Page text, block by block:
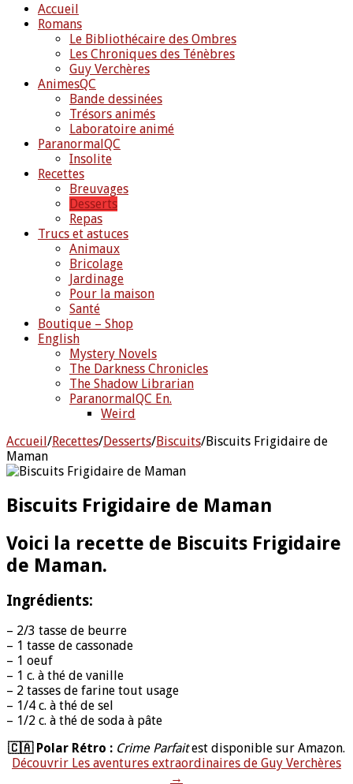
Accueil
Romans
Le Bibliothécaire des Ombres
Les Chroniques des Ténèbres
Guy Verchères
AnimesQC
Bande dessinées
Trésors animés
Laboratoire animé
ParanormalQC
Insolite
Recettes
Breuvages
Desserts
Repas
Trucs et astuces
Animaux
Bricolage
Jardinage
Pour la maison
Santé
Boutique – Shop
English
Mystery Novels
The Darkness Chronicles
The Shadow Librarian
ParanormalQC En.
Weird
Accueil/Recettes/Desserts/Biscuits/Biscuits Frigidaire de
Maman
Biscuits Frigidaire de Maman
Voici la recette de Biscuits Frigidaire
de Maman.
Ingrédients:
– 2/3 tasse de beurre
– 1 tasse de cassonade
– 1 oeuf
– 1 c. à thé de vanille
– 2 tasses de farine tout usage
– 1/4 c. à thé de sel
– 1/2 c. à thé de soda à pâte
🇨🇦 Polar Rétro : Crime Parfaitest disponible sur Amazon.
Découvrir Les aventures extraordinaires de Guy Verchères
→